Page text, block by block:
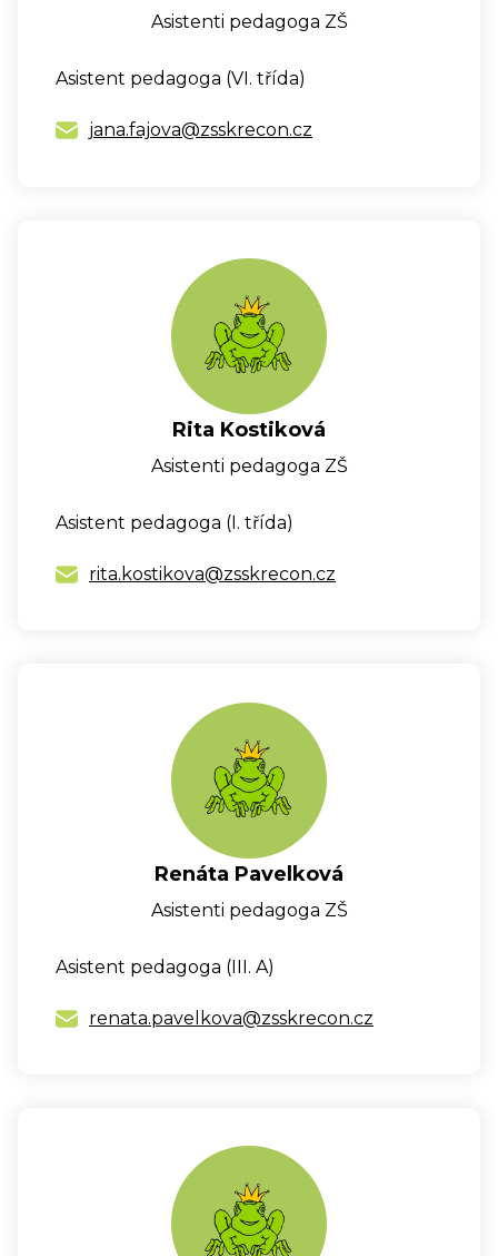
Asistenti pedagoga ZŠ
Asistent pedagoga (VI. třída)
jana.fajova@zsskrecon.cz
Rita Kostiková
Asistenti pedagoga ZŠ
Asistent pedagoga (I. třída)
rita.kostikova@zsskrecon.cz
Renáta Pavelková
Asistenti pedagoga ZŠ
Asistent pedagoga (III. A)
renata.pavelkova@zsskrecon.cz